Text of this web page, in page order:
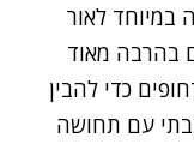
במיוחד לאור
בהרבה מאוד
כדי להבין
עם תחושה